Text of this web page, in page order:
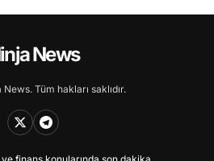
News
Tüm hakları saklıdır.